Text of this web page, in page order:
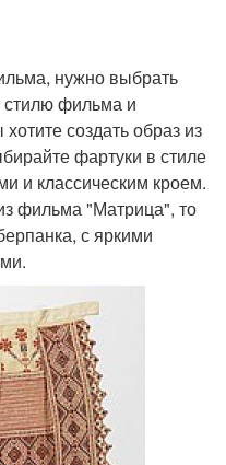
нужно выбрать
стилю фильма и
создать образ из
фартуки в стиле
и классическим кроем.
фильма "Матрица", то
с яркими